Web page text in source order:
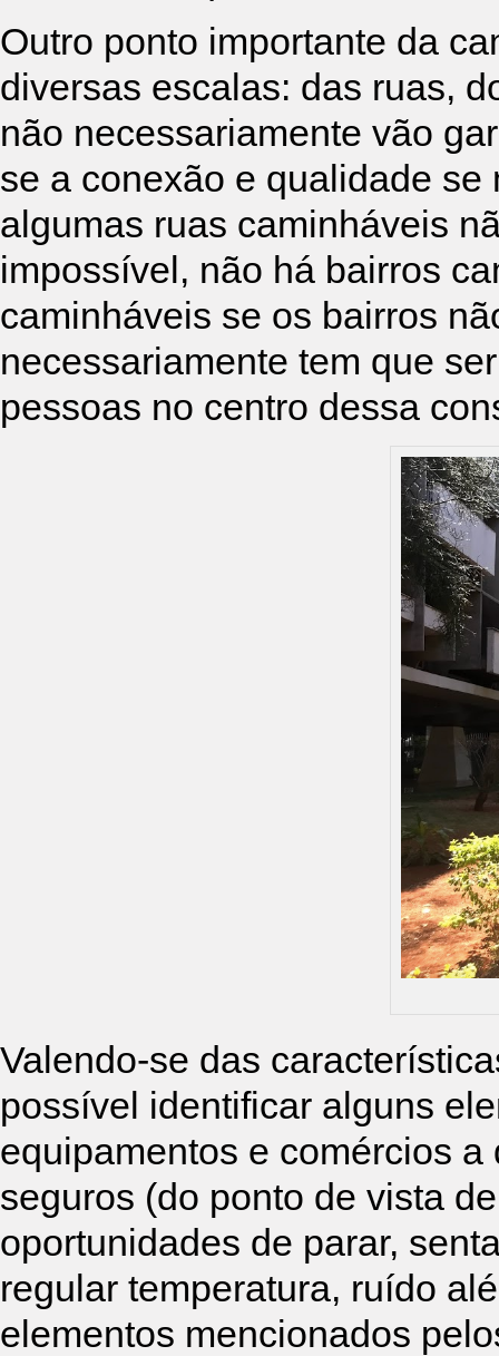
Outro ponto importante da
diversas escalas: das ruas,
não necessariamente vão
se a conexão e qualidade
algumas ruas caminháveis
impossível, não há bairros
caminháveis se os bairros
necessariamente tem que
pessoas no centro dessa
Valendo-se das
possível identificar alguns
equipamentos e comércios
seguros (do ponto de vista
oportunidades de parar,
regular temperatura, ruído
elementos mencionados